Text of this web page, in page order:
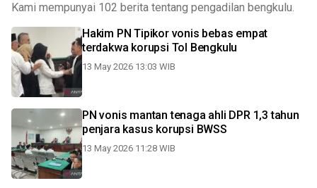
Kami mempunyai 102 berita tentang pengadilan bengkulu.
Hakim PN Tipikor vonis bebas empat
terdakwa korupsi Tol Bengkulu
13 May 2026 13:03 WIB
PN vonis mantan tenaga ahli DPR 1,3 tahun
penjara kasus korupsi BWSS
13 May 2026 11:28 WIB